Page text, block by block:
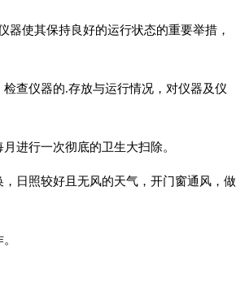
使其保持良好的运行状态的重要举措，
查仪器的.存放与运行情况，对仪器及仪
进行一次彻底的卫生大扫除。
日照较好且无风的天气，开门窗通风，做